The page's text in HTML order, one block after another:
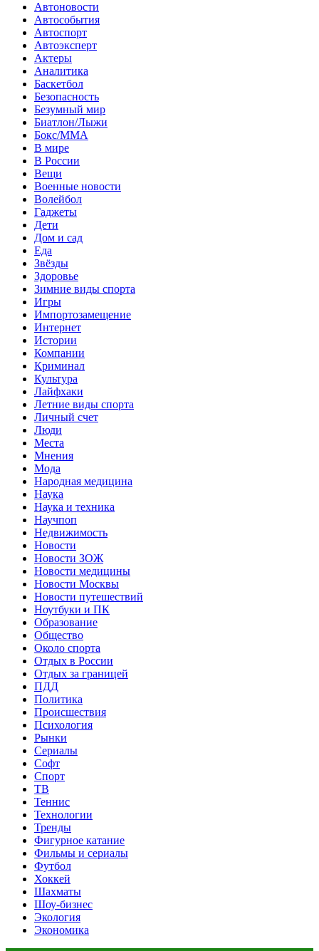
Автоновости
Автособытия
Автоспорт
Автоэксперт
Актеры
Аналитика
Баскетбол
Безопасность
Безумный мир
Биатлон/Лыжи
Бокс/MMA
В мире
В России
Вещи
Военные новости
Волейбол
Гаджеты
Дети
Дом и сад
Еда
Звёзды
Здоровье
Зимние виды спорта
Игры
Импортозамещение
Интернет
Истории
Компании
Криминал
Культура
Лайфхаки
Летние виды спорта
Личный счет
Люди
Места
Мнения
Мода
Народная медицина
Наука
Наука и техника
Научпоп
Недвижимость
Новости
Новости ЗОЖ
Новости медицины
Новости Москвы
Новости путешествий
Ноутбуки и ПК
Образование
Общество
Около спорта
Отдых в России
Отдых за границей
ПДД
Политика
Происшествия
Психология
Рынки
Сериалы
Софт
Спорт
ТВ
Теннис
Технологии
Тренды
Фигурное катание
Фильмы и сериалы
Футбол
Хоккей
Шахматы
Шоу-бизнес
Экология
Экономика